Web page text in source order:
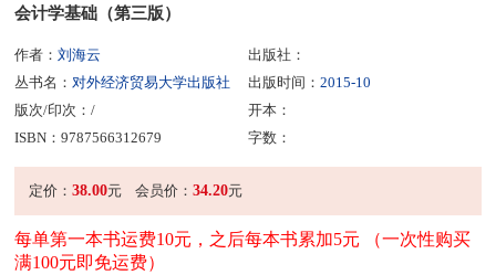
会计学基础（第三版）
作者： 刘海云
出版社：
丛书名： 对外经济贸易大学出版社 出版时间： 2015-10
版次/印次：/
开本：
ISBN：9787566312679
字数：
定价： 38.00元 会员价：34.20元
每单第一本书运费10元，之后每本书累加5元 （一次性购买
满100元即免运费）